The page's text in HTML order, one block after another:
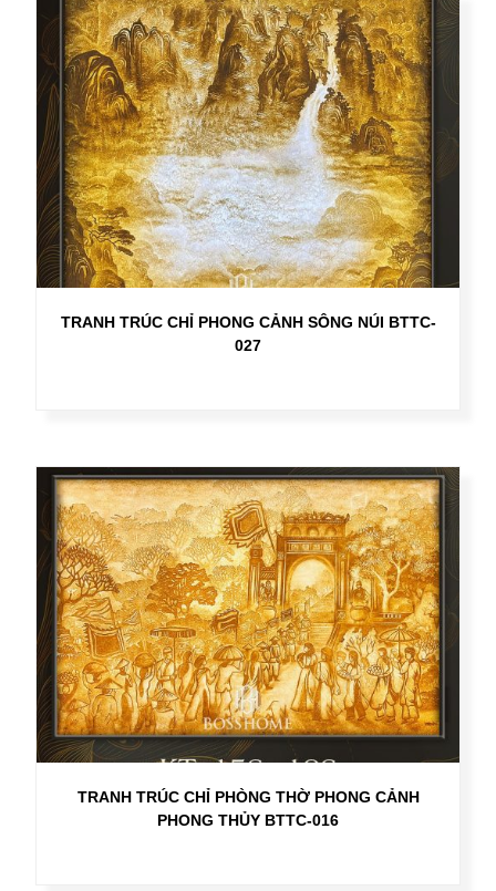
TRANH TRÚC CHỈ PHONG CẢNH SÔNG NÚI BTTC-
027
TRANH TRÚC CHỈ PHÒNG THỜ PHONG CẢNH
PHONG THỦY BTTC-016